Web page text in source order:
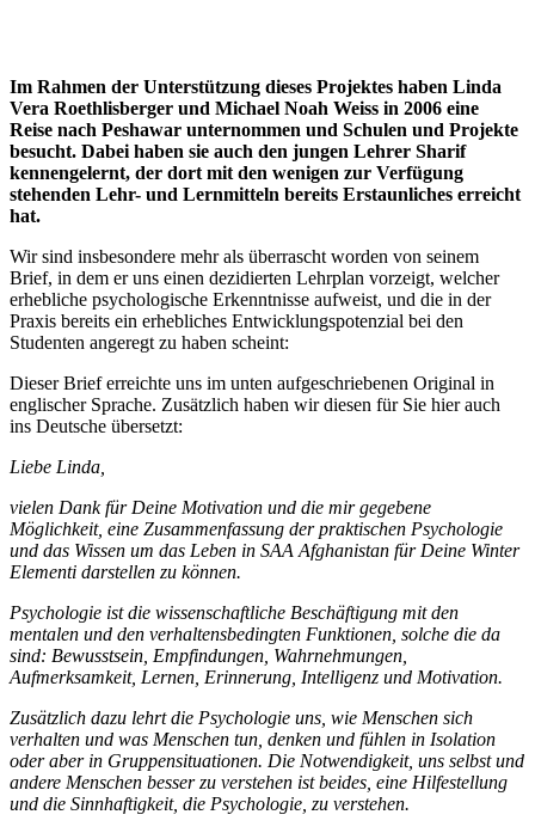
Im Rahmen der Unterstützung dieses Projektes haben Linda
Vera Roethlisberger und Michael Noah Weiss in 2006 eine
Reise nach Peshawar unternommen und Schulen und Projekte
besucht. Dabei haben sie auch den jungen Lehrer Sharif
kennengelernt, der dort mit den wenigen zur Verfügung
stehenden Lehr- und Lernmitteln bereits Erstaunliches erreicht
hat.
Wir sind insbesondere mehr als überrascht worden von seinem
Brief, in dem er uns einen dezidierten Lehrplan vorzeigt, welcher
erhebliche psychologische Erkenntnisse aufweist, und die in der
Praxis bereits ein erhebliches Entwicklungspotenzial bei den
Studenten angeregt zu haben scheint:
Dieser Brief erreichte uns im unten aufgeschriebenen Original in
englischer Sprache. Zusätzlich haben wir diesen für Sie hier auch
ins Deutsche übersetzt:
Liebe Linda,
vielen Dank für Deine Motivation und die mir gegebene
Möglichkeit, eine Zusammenfassung der praktischen Psychologie
und das Wissen um das Leben in SAA Afghanistan für Deine Winter
Elementi darstellen zu können.
Psychologie ist die wissenschaftliche Beschäftigung mit den
mentalen und den verhaltensbedingten Funktionen, solche die da
sind: Bewusstsein, Empfindungen, Wahrnehmungen,
Aufmerksamkeit, Lernen, Erinnerung, Intelligenz und Motivation.
Zusätzlich dazu lehrt die Psychologie uns, wie Menschen sich
verhalten und was Menschen tun, denken und fühlen in Isolation
oder aber in Gruppensituationen. Die Notwendigkeit, uns selbst und
andere Menschen besser zu verstehen ist beides, eine Hilfestellung
und die Sinnhaftigkeit, die Psychologie, zu verstehen.